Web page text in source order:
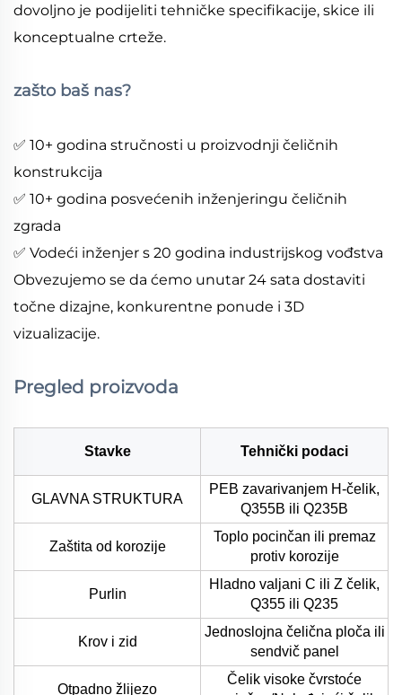
dovoljno je podijeliti tehničke specifikacije, skice ili
konceptualne crteže.
zašto baš nas?
✅ 10+ godina stručnosti u proizvodnji čeličnih
konstrukcija
✅ 10+ godina posvećenih inženjeringu čeličnih
zgrada
✅ Vodeći inženjer s 20 godina industrijskog vođstva
Obvezujemo se da ćemo unutar 24 sata dostaviti
točne dizajne, konkurentne ponude i 3D
vizualizacije.
Pregled proizvoda
Stavke Tehnički podaci
GLAVNA STRUKTURA
PEB zavarivanjem H-čelik,
Q355B ili Q235B
Zaštita od korozije
Toplo pocinčan ili premaz
protiv korozije
Purlin
Hladno valjani C ili Z čelik,
Q355 ili Q235
Krov i zid
Jednoslojna čelična ploča ili
sendvič panel
Otpadno žlijezo
Čelik visoke čvrstoće